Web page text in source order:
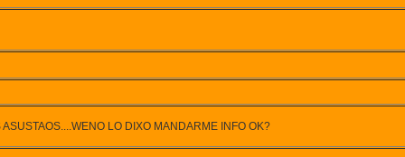
LO DIXO MANDARME INFO OK?